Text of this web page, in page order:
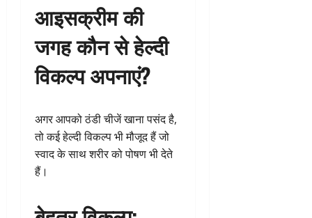
आइसक्रीम की
जगह कौन से हेल्दी
विकल्प अपनाएं?
अगर आपको ठंडी चीजें खाना पसंद है,
तो कई हेल्दी विकल्प भी मौजूद हैं जो
स्वाद के साथ शरीर को पोषण भी देते
हैं।